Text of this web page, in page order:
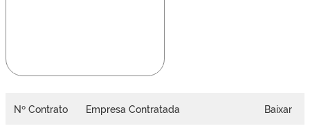
Nº Contrato Empresa Contratada Baixar